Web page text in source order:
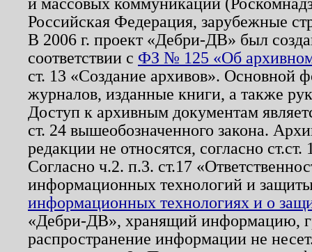
Российская Федерация, зарубежные
В 2006 г. проект «Дебри-ДВ» был
соответствии с ФЗ № 125 «Об
ст. 13 «Создание архивов». Основной
журналов, изданные книги, а также
Доступ к архивным документам
ст. 24 вышеобозначенного закона.
редакции не относятся, согласно
Согласно ч.2. п.3. ст.17
информационных технологий и
информационных технологиях и о
«Дебри-ДВ», хранящий информацию,
распространение информации не